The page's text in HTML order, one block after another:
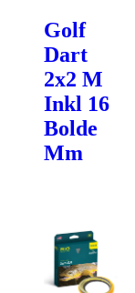
Golf
Dart
2x2 M
Inkl 16
Bolde
Mm